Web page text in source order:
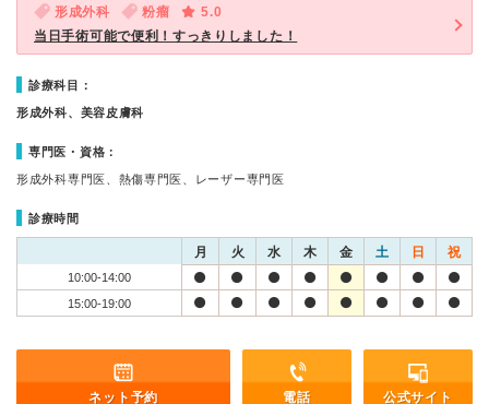
形成外科 粉瘤
5.0
当日手術可能で便利！すっきりしました！
診療科目：
形成外科、美容皮膚科
専門医・資格：
形成外科専門医、熱傷専門医、レーザー専門医
診療時間
月 火 水 木 金 土 日 祝
10:00-14:00
15:00-19:00
ネット予約 電話 公式サイト